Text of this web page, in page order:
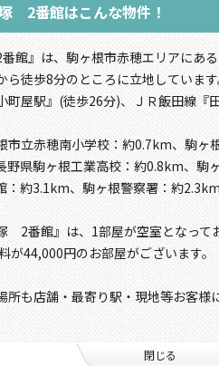
塚 2番館はこんな物件！
館』は、駒ヶ根市赤穂エリアにあ
徒歩8分のところに立地しています
町屋駅』(徒歩26分)、ＪＲ飯田線『
市立赤穂南小学校：約0.7km、駒
野県駒ヶ根工業高校：約0.8km、駒
：約3.1km、駒ヶ根警察署：約
2番館』は、1部屋が空室となって
が44,000円のお部屋がございます。
所も店舗・最寄り駅・現地等お客
閉じる